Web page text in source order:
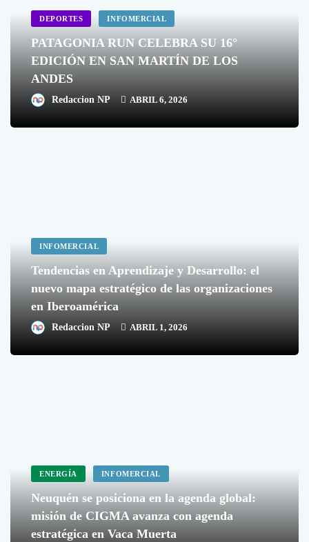
DEPORTES INFOMERCIAL
PATAGONIA RUN CELEBRA SU 16°
EDICIÓN EN SAN MARTÍN DE LOS
ANDES
Redaccion NP ABRIL 6, 2026
INFOMERCIAL
Tendencias en Aprendizaje y Desarrollo: el
nuevo mapa estratégico de las organizaciones
en Iberoamérica
Redaccion NP ABRIL 1, 2026
ENERGÍA INFOMERCIAL
Neuquén se posiciona en la agenda global:
misión de CIGMA avanza con agenda
estratégica en Vaca Muerta